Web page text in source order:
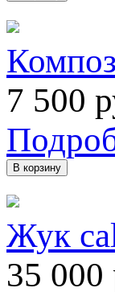
7 500
В корзину
Жук
35 000